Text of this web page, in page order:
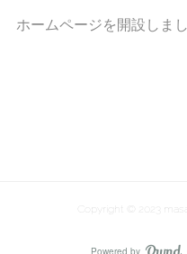
ホームページを開設しま
Copyright © 2023
Powered by